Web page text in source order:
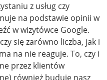
z usług czy
na podstawie opinii w
w wizytówce Google.
się zarówno liczba, jak i
na nie reaguje. To, czy i
przez klientów
również buduje nasz